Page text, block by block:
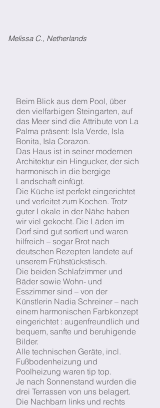
Melissa C., Netherlands
Beim Blick aus dem Pool, über
den vielfarbigen Steingarten, auf
das Meer sind die Attribute von La
Palma präsent: Isla Verde, Isla
Bonita, Isla Corazon.
Das Haus ist in seiner modernen
Architektur ein Hingucker, der sich
harmonisch in die bergige
Landschaft einfügt.
Die Küche ist perfekt eingerichtet
und verleitet zum Kochen. Trotz
guter Lokale in der Nähe haben
wir viel gekocht. Die Läden im
Dorf sind gut sortiert und waren
hilfreich – sogar Brot nach
deutschen Rezepten landete auf
unserem Frühstückstisch.
Die beiden Schlafzimmer und
Bäder sowie Wohn- und
Esszimmer sind – von der
Künstlerin Nadia Schreiner – nach
einem harmonischen Farbkonzept
eingerichtet : augenfreundlich und
bequem, sanfte und beruhigende
Bilder.
Alle technischen Geräte, incl.
Fußbodenheizung und
Poolheizung waren tip top.
Je nach Sonnenstand wurden die
drei Terrassen von uns belagert.
Die Nachbarn links und rechts